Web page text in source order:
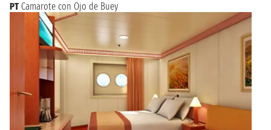
PT Camarote con Ojo de Buey